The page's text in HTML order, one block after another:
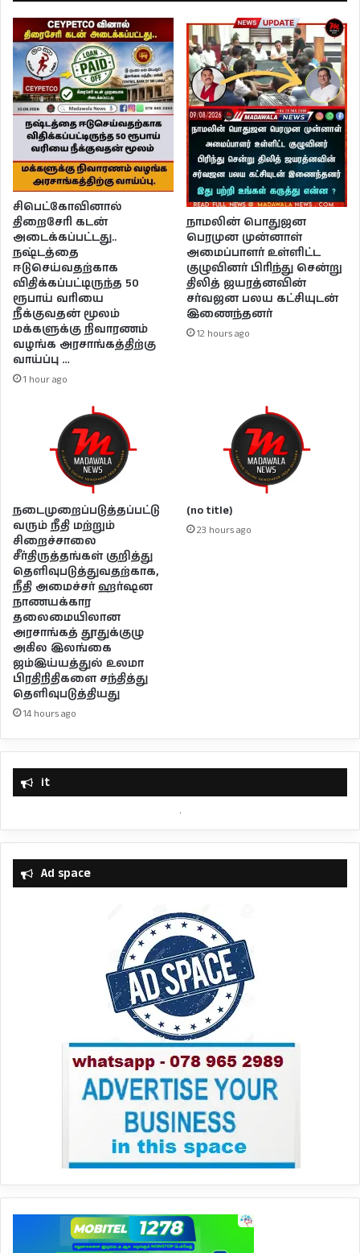
சிபெட்கோவினால்
திறைசேரி கடன்
அடைக்கப்பட்டது..
நஷ்டத்தை
ஈடுசெய்வதற்காக
விதிக்கப்பட்டிருந்த 50
ரூபாய் வரியை
நீக்குவதன் மூலம்
மக்களுக்கு நிவாரணம்
வழங்க அரசாங்கத்திற்கு
வாய்ப்பு …
1 hour ago
நாமலின் பொதுஜன
பெரமுன முன்னாள்
அமைப்பாளர் உள்ளிட்ட
குழுவினர் பிரிந்து சென்று
திலித் ஜயரத்னவின்
சர்வஜன பலய கட்சியுடன்
இணைந்தனர்
12 hours ago
நடைமுறைப்படுத்தப்பட்டு
வரும் நீதி மற்றும்
சிறைச்சாலை
சீர்திருத்தங்கள் குறித்து
தெளிவுபடுத்துவதற்காக,
நீதி அமைச்சர் ஹர்ஷன
நாணயக்கார
தலைமையிலான
அரசாங்கத் தூதுக்குழு
அகில இலங்கை
ஜம்இய்யத்துல் உலமா
பிரதிநிதிகளை சந்தித்து
தெளிவுபடுத்தியது
14 hours ago
(no title)
23 hours ago
it
Ad space